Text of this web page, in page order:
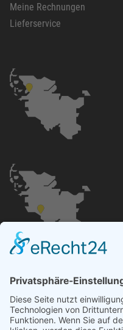
Meine Rechnungen
Lieferservice